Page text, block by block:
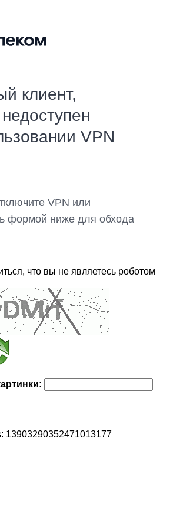
клиент,
VPN
VPN или
формой ниже для обхода
что вы не являетесь роботом
13903290352471013177